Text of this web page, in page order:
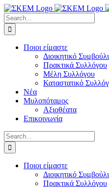
Skip
to
content
Search
for:
Ποιοι είμαστε
Διοικητικό
Πρακτικά Συλλόγου
Μέλη Συλλόγου
Καταστατικό
Νέα
Μυλοπόταμος
Αξιοθέατα
Επικοινωνία
Search
for:
Ποιοι είμαστε
Διοικητικό
Πρακτικά Συλλόγου